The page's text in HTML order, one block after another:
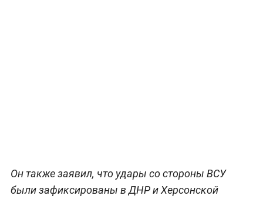
Он также заявил, что удары со стороны ВСУ
были зафиксированы в ДНР и Херсонской